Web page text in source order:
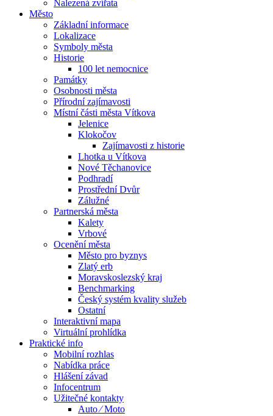
Nalezená zvířata
Město
Základní informace
Lokalizace
Symboly města
Historie
100 let nemocnice
Památky
Osobnosti města
Přírodní zajímavosti
Místní části města Vítkova
Jelenice
Klokočov
Zajímavosti z historie
Lhotka u Vítkova
Nové Těchanovice
Podhradí
Prostřední Dvůr
Zálužné
Partnerská města
Kalety
Vrbové
Ocenění města
Město pro byznys
Zlatý erb
Moravskoslezský kraj
Benchmarking
Český systém kvality služeb
Ostatní
Interaktivní mapa
Virtuální prohlídka
Praktické info
Mobilní rozhlas
Nabídka práce
Hlášení závad
Infocentrum
Užitečné kontakty
Auto ⁄ Moto